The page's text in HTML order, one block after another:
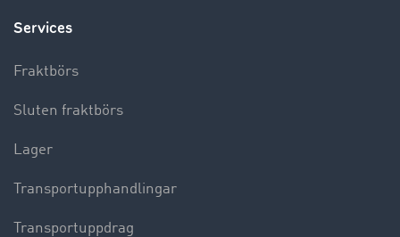
Services
Fraktbörs
Sluten fraktbörs
Lager
Transportupphandlingar
Transportuppdrag